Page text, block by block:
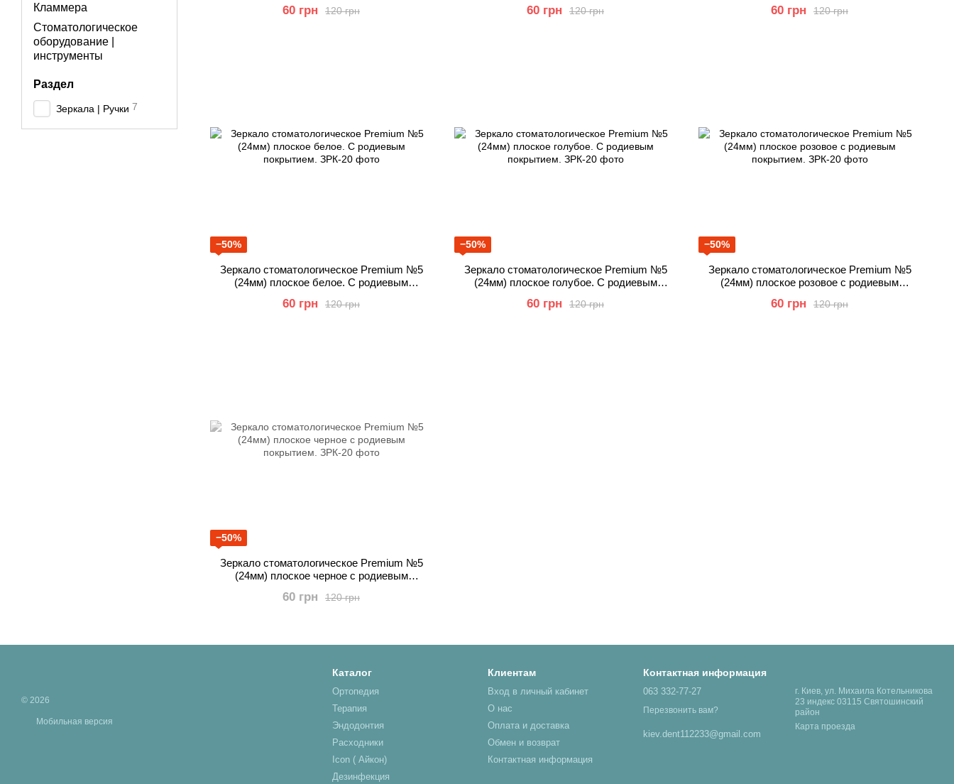
120 грн
60 грн 120 грн
60 грн 120 грн
60 грн
−50%
Зеркало стоматологическое Premium №5
(24мм) плоское белое. С родиевым
120 грн
60 грн
−50%
Зеркало стоматологическое Premium №5
(24мм) плоское голубое. С родиевым
120 грн
60 грн
−50%
Зеркало стоматологическое Premium №5
(24мм) плоское розовое с родиевым
120 грн
60 грн
−50%
Зеркало стоматологическое Premium №5
(24мм) плоское черное с родиевым
120 грн
60 грн
Кламмера
Стоматологическое
оборудование |
инструменты
Раздел
Зеркала | Ручки 7
© 2026
Мобильная версия
Каталог
Ортопедия
Терапия
Эндодонтия
Расходники
Icon ( Айкон)
Дезинфекция
Клиентам
Вход в личный кабинет
О нас
Оплата и доставка
Обмен и возврат
Контактная информация
Контактная информация
063 332-77-27
Перезвонить вам?
kiev.dent112233@gmail.com
г. Киев, ул. Михаила Котельникова
23 индекс 03115 Святошинский
район
Карта проезда